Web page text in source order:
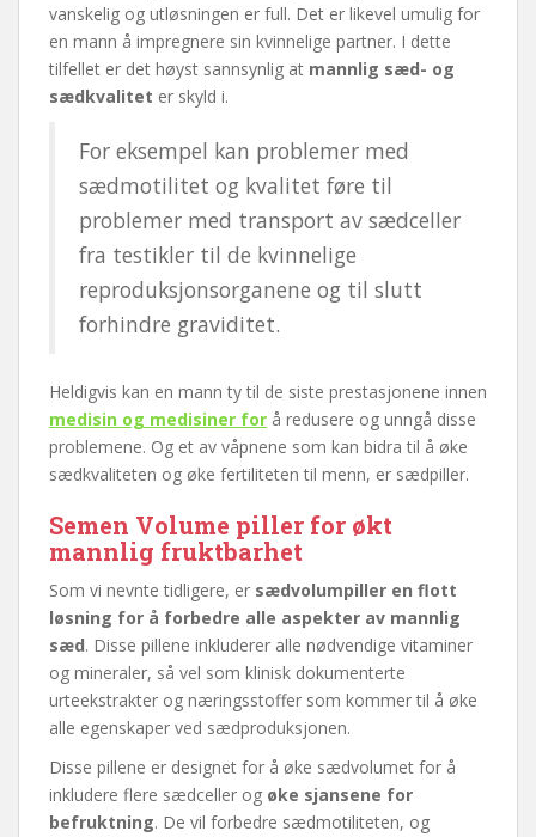
vanskelig og utløsningen er full. Det er likevel umulig for
en mann å impregnere sin kvinnelige partner. I dette
tilfellet er det høyst sannsynlig at mannlig sæd- og
sædkvalitet er skyld i.
For eksempel kan problemer med
sædmotilitet og kvalitet føre til
problemer med transport av sædceller
fra testikler til de kvinnelige
reproduksjonsorganene og til slutt
forhindre graviditet.
Heldigvis kan en mann ty til de siste prestasjonene innen
medisin og medisiner for å redusere og unngå disse
problemene. Og et av våpnene som kan bidra til å øke
sædkvaliteten og øke fertiliteten til menn, er sædpiller.
Semen Volume piller for økt
mannlig fruktbarhet
Som vi nevnte tidligere, er sædvolumpiller en flott
løsning for å forbedre alle aspekter av mannlig
sæd. Disse pillene inkluderer alle nødvendige vitaminer
og mineraler, så vel som klinisk dokumenterte
urteekstrakter og næringsstoffer som kommer til å øke
alle egenskaper ved sædproduksjonen.
Disse pillene er designet for å øke sædvolumet for å
inkludere flere sædceller og øke sjansene for
befruktning. De vil forbedre sædmotiliteten, og